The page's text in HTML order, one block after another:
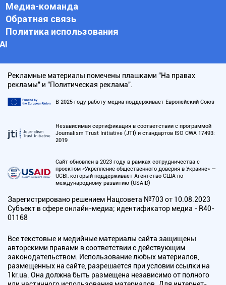
Медиа-команда
Обратная связь
Политика использования
АI
Рекламные материалы помечены плашками "На правах
рекламы" и "Политическая реклама".
В 2025 году работу медиа поддерживает Европейский Союз
Независимая сертификация в соответствии с программой
Journalism Trust Initiative (JTI) и стандартов ISO CWA 17493:
2019
Сайт обновлен в 2023 году в рамках сотрудничества с
проектом «Укрепление общественного доверия в Украине» —
UCBI, который поддерживает Агентство США по
международному развитию (USAID)
Зарегистрировано решением Нацсовета №703 от 10.08.2023
Субъект в сфере онлайн-медиа; идентификатор медиа - R40-
01168
Все текстовые и медийные материалы сайта защищены
авторскими правами в соответствии с действующим
законодательством. Использование любых материалов,
размещенных на сайте, разрешается при условии ссылки на
1kr.ua. Она должна быть размещена независимо от полного